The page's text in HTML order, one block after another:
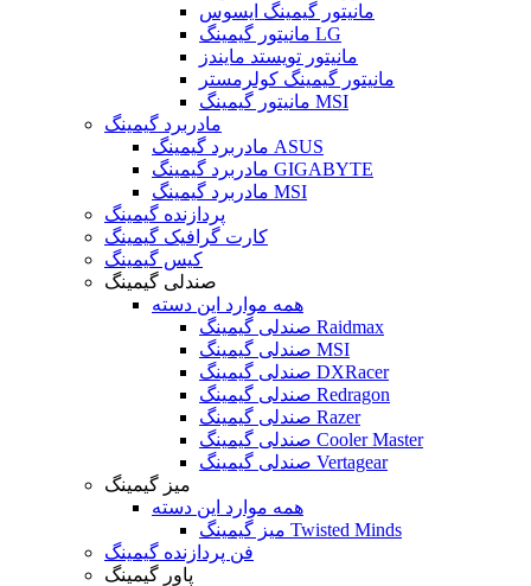
مانیتور گیمینگ ایسوس
مانیتور گیمینگ LG
مانیتور تویستد مایندز
مانیتور گیمینگ کولرمستر
مانیتور گیمینگ MSI
مادربرد گیمینگ
مادربرد گیمینگ ASUS
مادربرد گیمینگ GIGABYTE
مادربرد گیمینگ MSI
پردازنده گیمینگ
کارت گرافیک گیمینگ
کیس گیمینگ
صندلی گیمینگ
همه موارد این دسته
صندلی گیمینگ Raidmax
صندلی گیمینگ MSI
صندلی گیمینگ DXRacer
صندلی گیمینگ Redragon
صندلی گیمینگ Razer
صندلی گیمینگ Cooler Master
صندلی گیمینگ Vertagear
میز گیمینگ
همه موارد این دسته
میز گیمینگ Twisted Minds
فن پردازنده گیمینگ
پاور گیمینگ